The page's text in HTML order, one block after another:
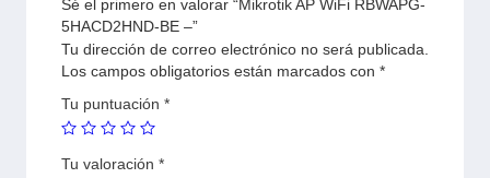
Sé el primero en valorar “Mikrotik AP WiFi RBWAPG-
5HACD2HND-BE –”
Tu dirección de correo electrónico no será publicada.
Los campos obligatorios están marcados con *
Tu puntuación *
Tu valoración *